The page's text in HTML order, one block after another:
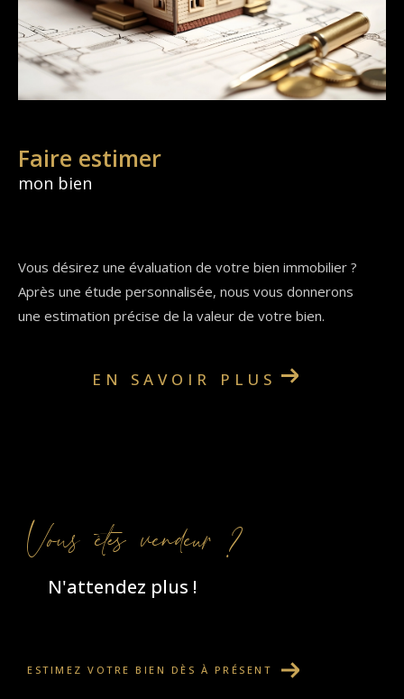
Faire estimer
mon bien
Vous désirez une évaluation de votre bien immobilier ?
Après une étude personnalisée, nous vous donnerons
une estimation précise de la valeur de votre bien.
EN SAVOIR PLUS
Vous êtes vendeur ?
N'attendez plus !
ESTIMEZ VOTRE BIEN DÈS À PRÉSENT